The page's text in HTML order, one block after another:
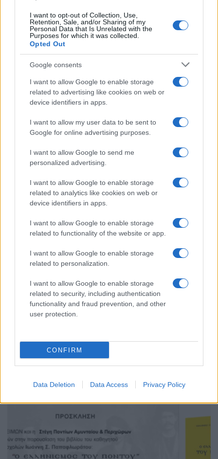
I want to opt-out of Collection, Use,
Retention, Sale, and/or Sharing of my
Personal Data that Is Unrelated with the
Purposes for which it was collected.
Opted Out
Google consents
I want to allow Google to enable storage
related to advertising like cookies on web or
device identifiers in apps.
I want to allow my user data to be sent to
Google for online advertising purposes.
I want to allow Google to send me
personalized advertising.
I want to allow Google to enable storage
related to analytics like cookies on web or
device identifiers in apps.
I want to allow Google to enable storage
related to functionality of the website or app.
I want to allow Google to enable storage
related to personalization.
I want to allow Google to enable storage
related to security, including authentication
functionality and fraud prevention, and other
user protection.
CONFIRM
Data Deletion Data Access Privacy Policy
Σμύρνη – Πόντος – Κύπρος: Έκθεση μνήμης και τιμής στο
22/11/2022 - 10:48μμ
Λαμπαδηδρομία και εκδηλώσεις μνήμης για την 19η Μαΐου
14/05/2022 - 8:59πμ